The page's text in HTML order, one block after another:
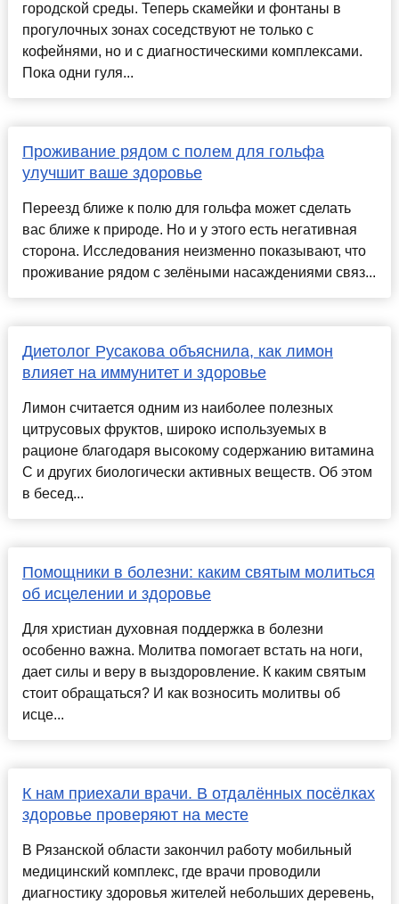
городской среды. Теперь скамейки и фонтаны в
прогулочных зонах соседствуют не только с
кофейнями, но и с диагностическими комплексами.
Пока одни гуля...
Проживание рядом с полем для гольфа
улучшит ваше здоровье
Переезд ближе к полю для гольфа может сделать
вас ближе к природе. Но и у этого есть негативная
сторона. Исследования неизменно показывают, что
проживание рядом с зелёными насаждениями связ...
Диетолог Русакова объяснила, как лимон
влияет на иммунитет и здоровье
Лимон считается одним из наиболее полезных
цитрусовых фруктов, широко используемых в
рационе благодаря высокому содержанию витамина
С и других биологически активных веществ. Об этом
в бесед...
Помощники в болезни: каким святым молиться
об исцелении и здоровье
Для христиан духовная поддержка в болезни
особенно важна. Молитва помогает встать на ноги,
дает силы и веру в выздоровление. К каким святым
стоит обращаться? И как возносить молитвы об
исце...
К нам приехали врачи. В отдалённых посёлках
здоровье проверяют на месте
В Рязанской области закончил работу мобильный
медицинский комплекс, где врачи проводили
диагностику здоровья жителей небольших деревень,